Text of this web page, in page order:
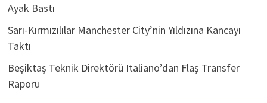
Ayak Bastı
Sarı-Kırmızılılar Manchester City’nin Yıldızına Kancayı
Taktı
Beşiktaş Teknik Direktörü Italiano’dan Flaş Transfer
Raporu